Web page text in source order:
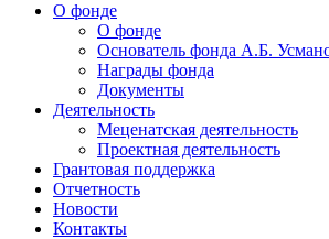
О фонде
О фонде
Основатель фонда А.Б.
Награды фонда
Документы
Деятельность
Меценатская деятельность
Проектная деятельность
Грантовая поддержка
Отчетность
Новости
Контакты